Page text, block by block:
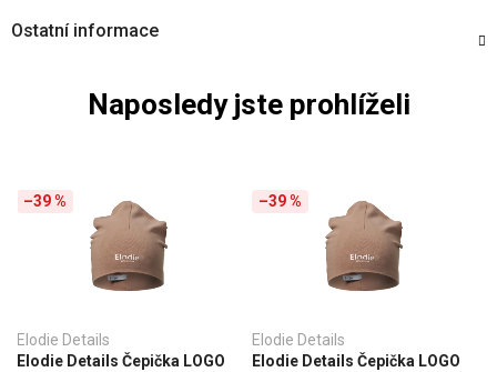
Ostatní informace
Naposledy jste prohlíželi
–39 %
Elodie Details
Elodie Details Čepička LOGO
–39 %
Elodie Details
Elodie Details Čepička LOGO